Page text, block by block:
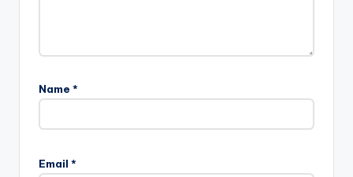
Name *
Email *